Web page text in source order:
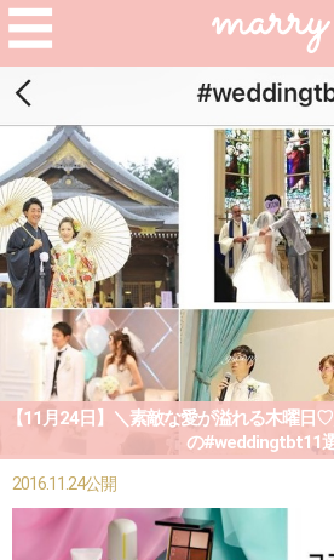
【11月24日】＼素敵な愛が溢れる木曜日
の#weddingtbt11
2016.11.24公開